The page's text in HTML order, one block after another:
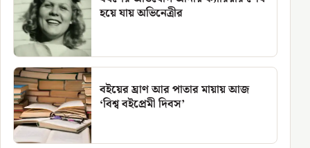
হয়ে যায় অভিনেত্রীর
বইয়ের ঘ্রাণ আর পাতার মায়ায় আজ
‘বিশ্ব বইপ্রেমী দিবস’